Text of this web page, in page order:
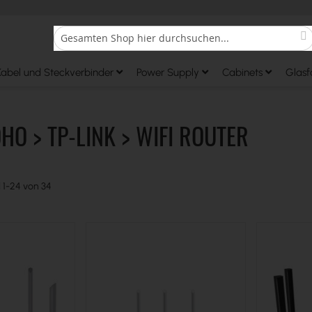
Search
und Steckverbinder Power Supply Cabinets
> TP-LINK > WIFI ROUTER
1-24 von 34